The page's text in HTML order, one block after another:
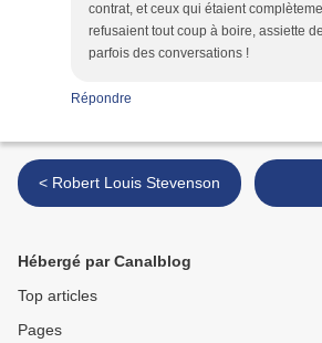
contrat, et ceux qui étaient
refusaient tout coup à boire, assiette
parfois des conversations !
Répondre
< Robert Louis Stevenson
Hébergé par Canalblog
Top articles
Pages